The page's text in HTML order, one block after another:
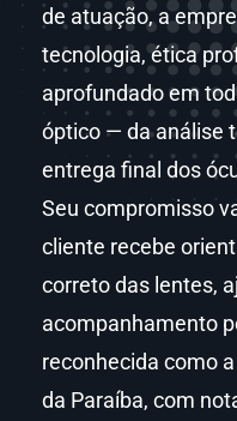
de atuação, a
tecnologia, ética
aprofundado em
óptico — da análise
entrega final dos
Seu compromisso
cliente recebe
correto das lentes,
acompanhamento
reconhecida como
da Paraíba, com